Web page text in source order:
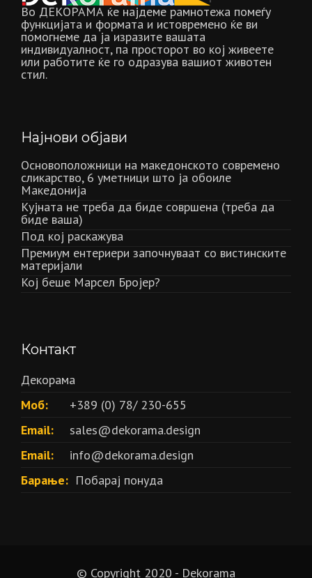
Во ДЕКОРАМА ќе најдеме рамнотежа помеѓу
функцијата и формата и истовремено ќе ви
помогнеме да ја изразите вашата
индивидуалност, па просторот во кој живеете
или работите ќе го одразува вашиот животен
стил.
Најнови објави
Основоположници на македонското современо
сликарство, 6 уметници што ја обоиле
Македонија
Кујната не треба да биде совршена (треба да
биде ваша)
Под кој раскажува
Премиум ентериери започнуваат со вистинските
материјали
Кој беше Марсел Бројер?
Контакт
Декорама
Моб:
+389 (0) 78/ 230-655
Email:
sales@dekorama.design
Email:
info@dekorama.design
Барање: Побарај понуда
© Copyright 2020 - Dekorama